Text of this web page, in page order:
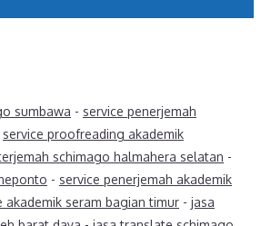
sumbawa - service penerjemah
service proofreading akademik
schimago halmahera selatan -
- service penerjemah akademik
akademik seram bagian timur - jasa